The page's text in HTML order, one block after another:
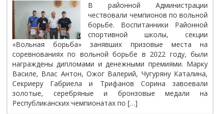
В районной Администрации
чествовали чемпионов по вольной
борьбе. Воспитанники Районной
спортивной школы, секции
«Вольная борьба» занявших призовые места на
соревнованиях по вольной борьбе в 2022 году, были
награждены дипломами и денежными премиями. Марку
Василе, Влас Антон, Ожог Валерий, Чугуряну Каталина,
Секриеру Габриела и Трифанов Сорина завоевали
золотые, серебряные и бронзовые медали на
Республиканских чемпионатах по […]